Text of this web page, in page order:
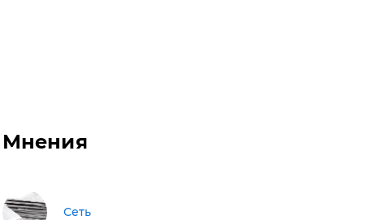
Мнения
Сеть